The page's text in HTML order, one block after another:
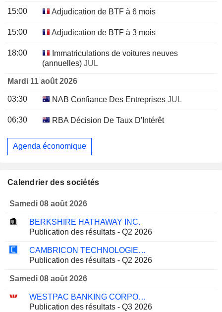
15:00 Adjudication de BTF à 6 mois
15:00 Adjudication de BTF à 3 mois
18:00
Immatriculations de voitures neuves
(annuelles) JUL
Mardi 11 août 2026
03:30 NAB Confiance Des Entreprises JUL
06:30 RBA Décision De Taux D'Intérêt
Agenda économique
Calendrier des sociétés
Samedi 08 août 2026
BERKSHIRE HATHAWAY INC.
Publication des résultats - Q2 2026
CAMBRICON TECHNOLOGIES CORPORATION LIMITED
Publication des résultats - Q2 2026
Samedi 08 août 2026
WESTPAC BANKING CORPORATION
Publication des résultats - Q3 2026